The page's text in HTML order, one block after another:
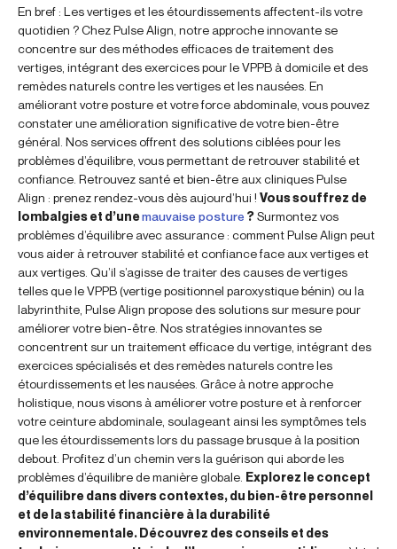
En bref : Les vertiges et les étourdissements affectent-ils votre
quotidien ? Chez Pulse Align, notre approche innovante se
concentre sur des méthodes efficaces de traitement des
vertiges, intégrant des exercices pour le VPPB à domicile et des
remèdes naturels contre les vertiges et les nausées. En
améliorant votre posture et votre force abdominale, vous pouvez
constater une amélioration significative de votre bien-être
général. Nos services offrent des solutions ciblées pour les
problèmes d’équilibre, vous permettant de retrouver stabilité et
confiance. Retrouvez santé et bien-être aux cliniques Pulse
Align : prenez rendez-vous dès aujourd’hui ! Vous souffrez de
lombalgies et d’unemauvaise posture ?Surmontez vos
problèmes d’équilibre avec assurance : comment Pulse Align peut
vous aider à retrouver stabilité et confiance face aux vertiges et
aux vertiges. Qu’il s’agisse de traiter des causes de vertiges
telles que le VPPB (vertige positionnel paroxystique bénin) ou la
labyrinthite, Pulse Align propose des solutions sur mesure pour
améliorer votre bien-être. Nos stratégies innovantes se
concentrent sur un traitement efficace du vertige, intégrant des
exercices spécialisés et des remèdes naturels contre les
étourdissements et les nausées. Grâce à notre approche
holistique, nous visons à améliorer votre posture et à renforcer
votre ceinture abdominale, soulageant ainsi les symptômes tels
que les étourdissements lors du passage brusque à la position
debout. Profitez d’un chemin vers la guérison qui aborde les
problèmes d’équilibre de manière globale. Explorez le concept
d’équilibre dans divers contextes, du bien-être personnel
et de la stabilité financière à la durabilité
environnementale. Découvrez des conseils et des